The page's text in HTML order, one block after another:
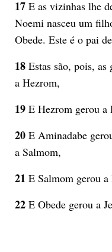
17E as vizinhas lhe
Noemi nasceu um
Obede. Este é o pai
18Estas são, pois, as
a Hezrom,
19E Hezrom gerou a
20E Aminadabe
a Salmom,
21 E Salmom gerou
22E Obede gerou a